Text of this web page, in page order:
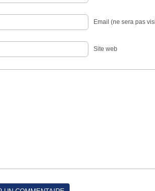
Email (ne sera pas
Site web